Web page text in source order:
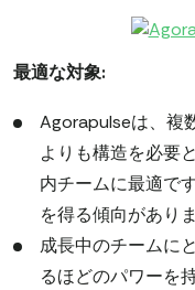
最適な対象:
Agorapulseは、複
よりも構造を必要
内チームに最適で
を得る傾向がありま
成長中のチームに
るほどのパワーを